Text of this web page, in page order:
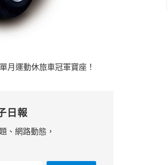
月運動休旅車冠軍寶座！
日報
、網路動態，